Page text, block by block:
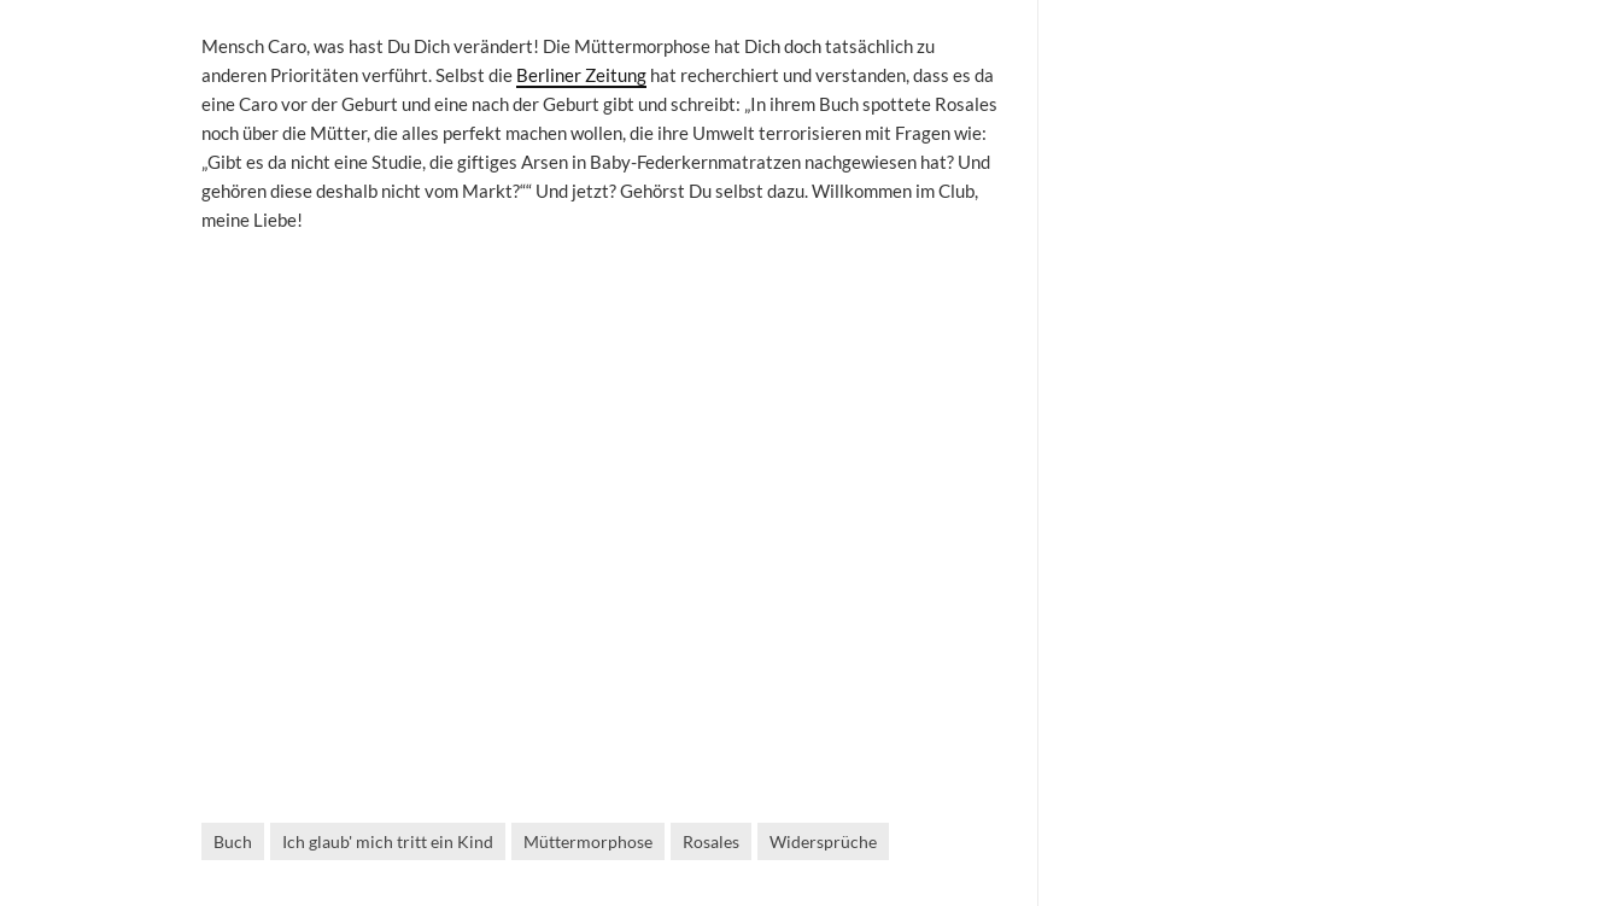
Mensch Caro, was hast Du Dich verändert! Die Müttermorphose hat Dich doch tatsächlich zu
anderen Prioritäten verführt. Selbst die Berliner Zeitung hat recherchiert und verstanden, dass es da
eine Caro vor der Geburt und eine nach der Geburt gibt und schreibt: „In ihrem Buch spottete Rosales
noch über die Mütter, die alles perfekt machen wollen, die ihre Umwelt terrorisieren mit Fragen wie:
„Gibt es da nicht eine Studie, die giftiges Arsen in Baby-Federkernmatratzen nachgewiesen hat? Und
gehören diese deshalb nicht vom Markt?““ Und jetzt? Gehörst Du selbst dazu. Willkommen im Club,
meine Liebe!
Buch Ich glaub' mich tritt ein Kind Müttermorphose Rosales Widersprüche